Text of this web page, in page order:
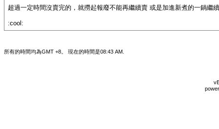
超過一定時間沒賣完的，就撈起報廢不能再繼續賣 或是加進新煮的一鍋繼
:cool:
所有的時間均為GMT +8。 現在的時間是08:43 AM